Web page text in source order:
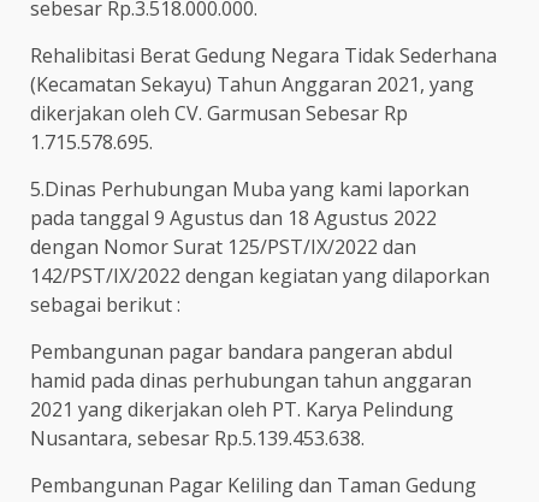
sebesar Rp.3.518.000.000.
Rehalibitasi Berat Gedung Negara Tidak Sederhana
(Kecamatan Sekayu) Tahun Anggaran 2021, yang
dikerjakan oleh CV. Garmusan Sebesar Rp
1.715.578.695.
5.Dinas Perhubungan Muba yang kami laporkan
pada tanggal 9 Agustus dan 18 Agustus 2022
dengan Nomor Surat 125/PST/IX/2022 dan
142/PST/IX/2022 dengan kegiatan yang dilaporkan
sebagai berikut :
Pembangunan pagar bandara pangeran abdul
hamid pada dinas perhubungan tahun anggaran
2021 yang dikerjakan oleh PT. Karya Pelindung
Nusantara, sebesar Rp.5.139.453.638.
Pembangunan Pagar Keliling dan Taman Gedung